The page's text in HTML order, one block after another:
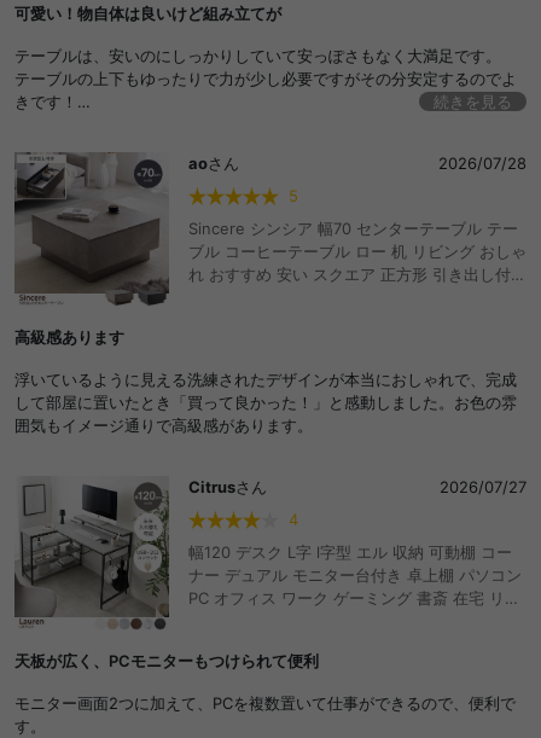
スペース 石目調 コーヒー 一人暮らし ダイニン
在宅 デスクワーク
可愛い！物自体は良いけど組み立てが
テーブルは、安いのにしっかりしていて安っぽさもなく大満足です。
テーブルの上下もゆったりで力が少し必要ですがその分安定するのでよ
きです！
何よりネジが多くうまく刺さらない部分もあり電動ドリルで知人に組み
立てをお願いしました。
男性と女性2人で電動ドリルを使用して1時間半くらいでした。
続きを見る
aoさん
2026/07/28
5
Sincere シンシア 幅70 センターテーブル テー
ブル コーヒーテーブル ロー 机 リビング おしゃ
れ おすすめ 安い スクエア 正方形 引き出し付き
高級感あります
浮いているように見える洗練されたデザインが本当におしゃれで、完成
して部屋に置いたとき「買って良かった！」と感動しました。お色の雰
囲気もイメージ通りで高級感があります。
Citrusさん
2026/07/27
4
幅120 デスク L字 l字型 エル 収納 可動棚 コー
ナー デュアル モニター台付き 卓上棚 パソコン
PC オフィス ワーク ゲーミング 書斎 在宅 リモ
ック 2口コンセント USB ゲーム部屋 ヘッドホ
機能 デッドスペース
天板が広く、PCモニターもつけられて便利
モニター画面2つに加えて、PCを複数置いて仕事ができるので、便利で
す。